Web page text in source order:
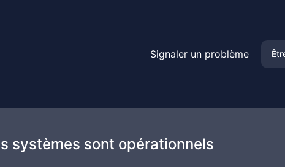
Signaler un problème
systèmes sont opérationnels